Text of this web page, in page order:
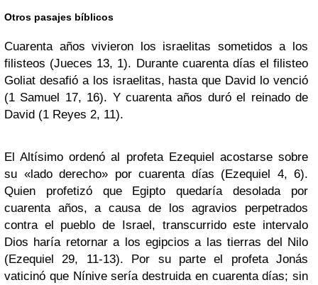
Otros pasajes bíblicos
Cuarenta años vivieron los israelitas sometidos a los
filisteos (Jueces 13, 1). Durante cuarenta días el filisteo
Goliat desafió a los israelitas, hasta que David lo venció
(1 Samuel 17, 16). Y cuarenta años duró el reinado de
David (1 Reyes 2, 11).
El Altísimo ordenó al profeta Ezequiel acostarse sobre
su «lado derecho» por cuarenta días (Ezequiel 4, 6).
Quien profetizó que Egipto quedaría desolada por
cuarenta años, a causa de los agravios perpetrados
contra el pueblo de Israel, transcurrido este intervalo
Dios haría retornar a los egipcios a las tierras del Nilo
(Ezequiel 29, 11-13). Por su parte el profeta Jonás
vaticinó que Nínive sería destruida en cuarenta días; sin